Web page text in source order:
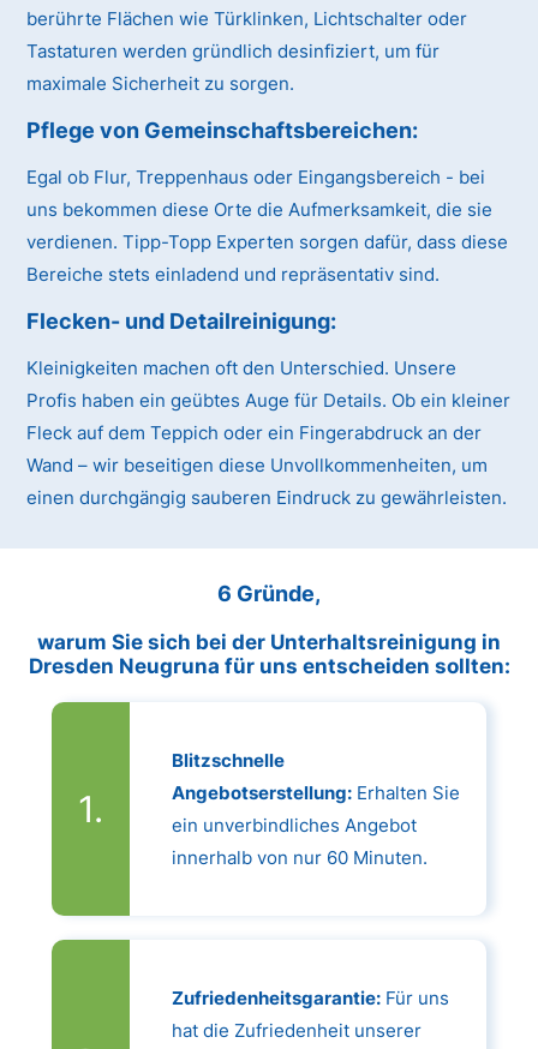
berührte Flächen wie Türklinken, Lichtschalter oder
Tastaturen werden gründlich desinfiziert, um für
maximale Sicherheit zu sorgen.
Pflege von Gemeinschaftsbereichen:
Egal ob Flur, Treppenhaus oder Eingangsbereich - bei
uns bekommen diese Orte die Aufmerksamkeit, die sie
verdienen. Tipp-Topp Experten sorgen dafür, dass diese
Bereiche stets einladend und repräsentativ sind.
Flecken- und Detailreinigung:
Kleinigkeiten machen oft den Unterschied. Unsere
Profis haben ein geübtes Auge für Details. Ob ein kleiner
Fleck auf dem Teppich oder ein Fingerabdruck an der
Wand – wir beseitigen diese Unvollkommenheiten, um
einen durchgängig sauberen Eindruck zu gewährleisten.
6 Gründe,
warum Sie sich bei der Unterhaltsreinigung in
Dresden Neugruna für uns entscheiden sollten:
Blitzschnelle
Angebotserstellung:Erhalten Sie
ein unverbindliches Angebot
innerhalb von nur 60 Minuten.
Zufriedenheitsgarantie:Für uns
hat die Zufriedenheit unserer